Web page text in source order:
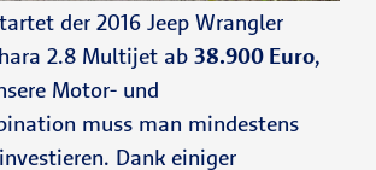
der 2016 Jeep Wrangler
2.8 Multijet ab 38.900 Euro,
Motor- und
muss man mindestens
investieren. Dank einiger